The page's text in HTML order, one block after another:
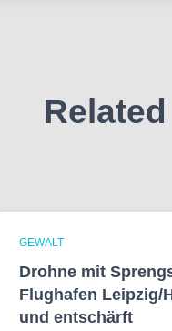
GEWALT
Drohne mit
Flughafen Leipzig/
und entschärft